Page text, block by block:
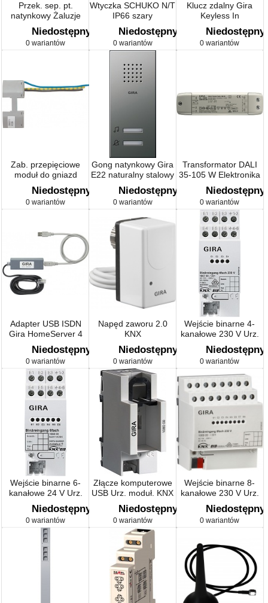
Przek. sep. pt.
natynkowy Żaluzje
Niedostępny
0 wariantów
Wtyczka SCHUKO N/T
IP66 szary
Niedostępny
0 wariantów
Klucz zdalny Gira
Keyless In
Niedostępny
0 wariantów
Zab. przepięciowe
moduł do gniazd
Elektronika
Niedostępny
0 wariantów
Gong natynkowy Gira
E22 naturalny stalowy
Niedostępny
0 wariantów
Transformator DALI
35-105 W Elektronika
Niedostępny
0 wariantów
Adapter USB ISDN
Gira HomeServer 4
Akcesoria
Niedostępny
0 wariantów
Napęd zaworu 2.0
KNX
Niedostępny
0 wariantów
Wejście binarne 4-
kanałowe 230 V Urz.
moduł. KNX
Niedostępny
0 wariantów
Wejście binarne 6-
kanałowe 24 V Urz.
moduł. KNX
Niedostępny
0 wariantów
Złącze komputerowe
USB Urz. moduł. KNX
Niedostępny
0 wariantów
Wejście binarne 8-
kanałowe 230 V Urz.
moduł. KNX
Niedostępny
0 wariantów